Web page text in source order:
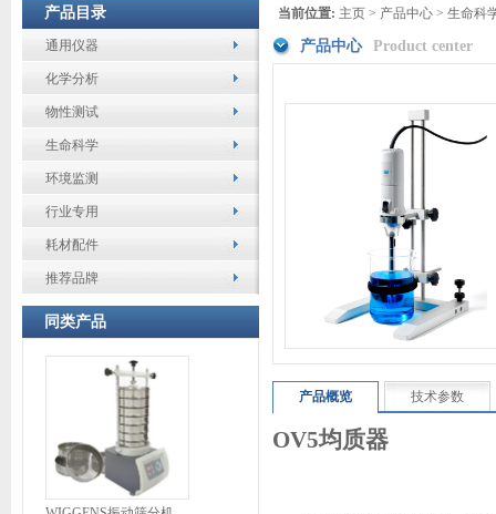
产品目录
通用仪器
化学分析
物性测试
生命科学
环境监测
行业专用
耗材配件
推荐品牌
同类产品
当前位置: 主页 > 产品中心 > 生命科
产品中心 Product center
产品概览 技术参数
OV5均质器